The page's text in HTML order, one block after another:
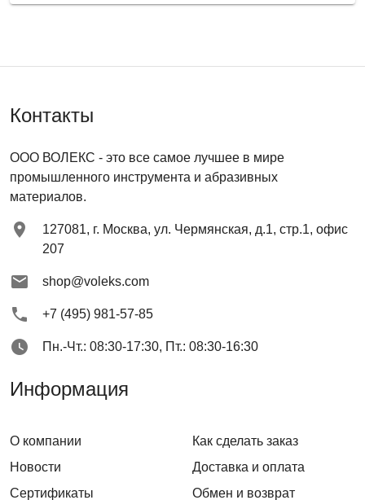
Контакты
ООО ВОЛЕКС - это все самое лучшее в мире
промышленного инструмента и абразивных
материалов.
127081, г. Москва, ул. Чермянская, д.1, стр.1, офис
207
shop@voleks.com
+7 (495) 981-57-85
Пн.-Чт.: 08:30-17:30, Пт.: 08:30-16:30
Информация
О компании
Новости
Сертификаты
Как сделать заказ
Доставка и оплата
Обмен и возврат